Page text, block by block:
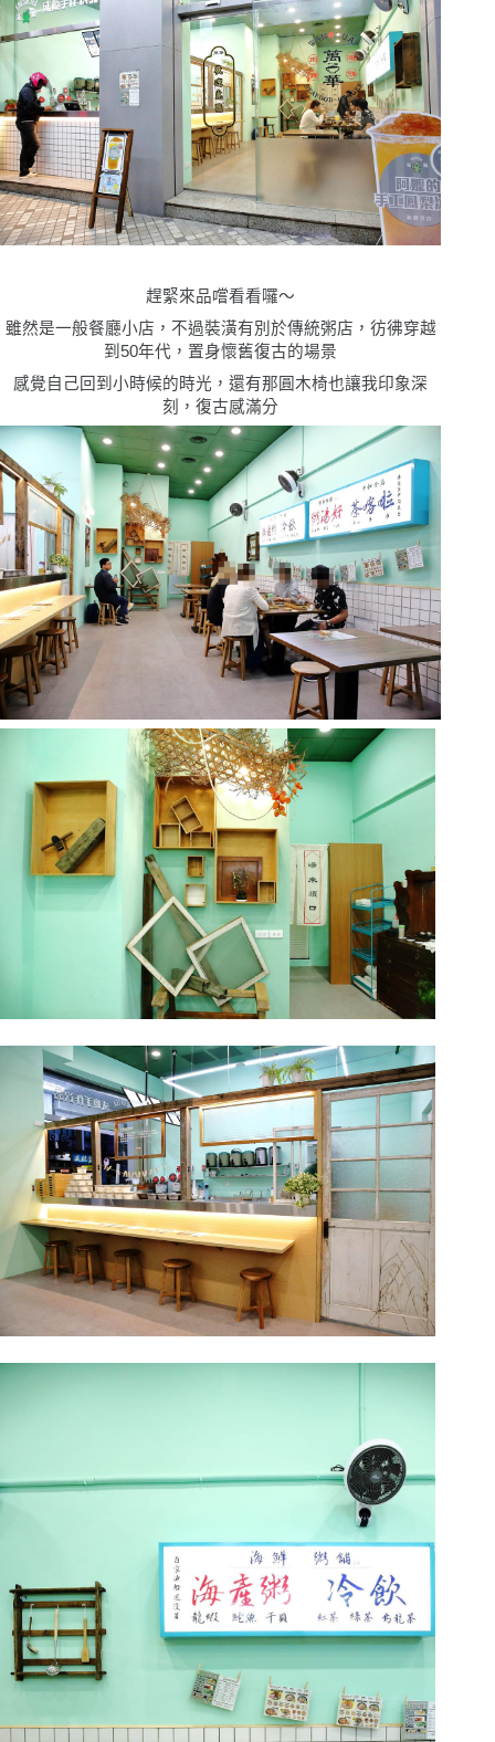
趕緊來品嚐看看囉〜
雖然是一般餐廳小店，不過裝潢有別於傳統粥店，彷彿穿越
到50年代，置身懷舊復古的場景
感覺自己回到小時候的時光，還有那圓木椅也讓我印象深
刻，復古感滿分